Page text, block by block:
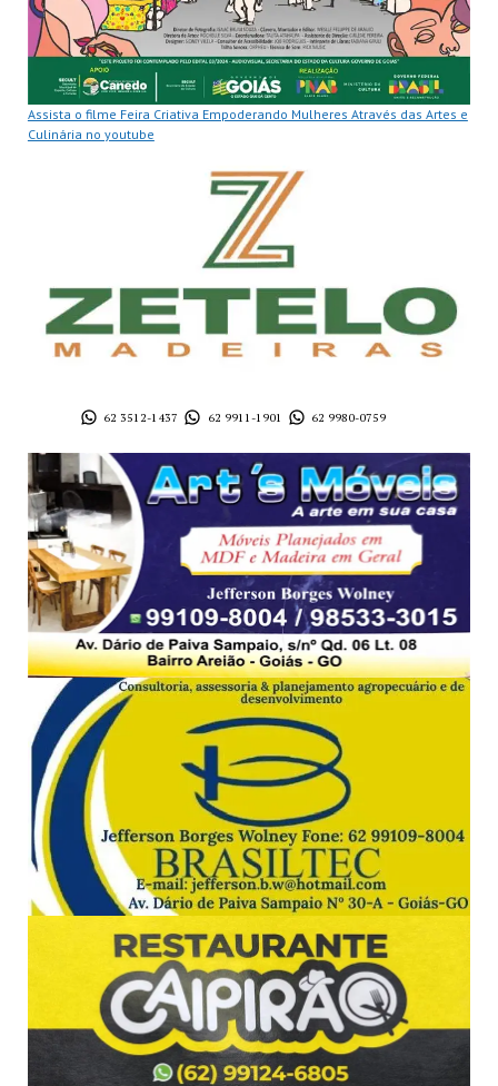
Assista o filme Feira Criativa Empoderando Mulheres Através das Artes e
Culinária no youtube
62 3512-1437 62 9911-1901 62 9980-0759